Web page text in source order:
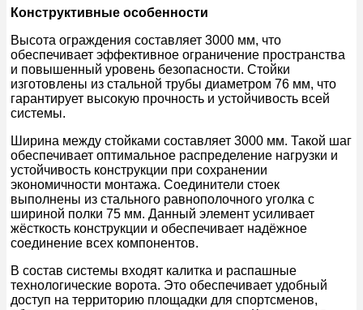
Конструктивные особенности
Высота ограждения составляет 3000 мм, что
обеспечивает эффективное ограничение пространства
и повышенный уровень безопасности. Стойки
изготовлены из стальной трубы диаметром 76 мм, что
гарантирует высокую прочность и устойчивость всей
системы.
Ширина между стойками составляет 3000 мм. Такой шаг
обеспечивает оптимальное распределение нагрузки и
устойчивость конструкции при сохранении
экономичности монтажа. Соединители стоек
выполнены из стального равнополочного уголка с
шириной полки 75 мм. Данный элемент усиливает
жёсткость конструкции и обеспечивает надёжное
соединение всех компонентов.
В состав системы входят калитка и распашные
технологические ворота. Это обеспечивает удобный
доступ на территорию площадки для спортсменов,